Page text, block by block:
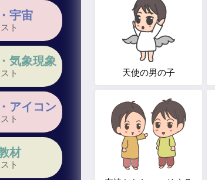
宇宙
ト
気象現象
ト
アイコン
ト
材
ト
天使の男の子